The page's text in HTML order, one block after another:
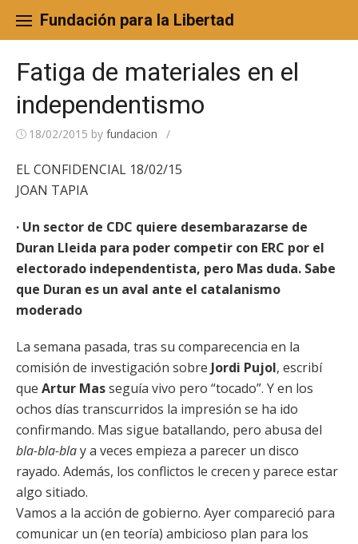
content
Fundación para la Libertad
Fatiga de materiales en el
independentismo
18/02/2015 by fundacion /
EL CONFIDENCIAL 18/02/15
JOAN TAPIA
· Un sector de CDC quiere desembarazarse de
Duran Lleida para poder competir con ERC por el
electorado independentista, pero Mas duda. Sabe
que Duran es un aval ante el catalanismo
moderado
La semana pasada, tras su comparecencia en la
comisión de investigación sobre Jordi Pujol, escribí
que Artur Masseguía vivo pero “tocado”. Y en los
ochos días transcurridos la impresión se ha ido
confirmando. Mas sigue batallando, pero abusa del
bla-bla-blay a veces empieza a parecer un disco
rayado. Además, los conflictos le crecen y parece estar
algo sitiado.
Vamos a la acción de gobierno. Ayer compareció para
comunicar un (en teoría) ambicioso plan para los